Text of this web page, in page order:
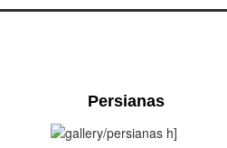
Persianas